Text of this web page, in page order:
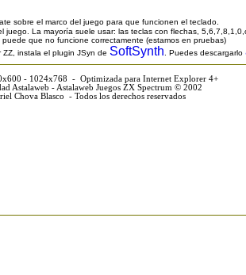
sobre el marco del juego para que funcionen el teclado.
juego. La mayoría suele usar: las teclas con flechas,
puede que no funcione correctamente (estamos en pruebas)
instala el plugin JSyn de SoftSynth . Puedes descargarlo
- 1024x768 - Optimizada para Internet Explorer 4+
Astalaweb - Astalaweb Juegos ZX Spectrum © 2002
Chova Blasco - Todos los derechos reservados